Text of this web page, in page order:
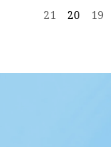
19
20
21